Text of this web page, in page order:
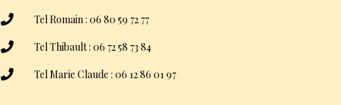
Tel Romain : 06 80 59 72 77
Tel Thibault : 06 72 58 73 84
Tel Marie Claude : 06 12 86 01 97